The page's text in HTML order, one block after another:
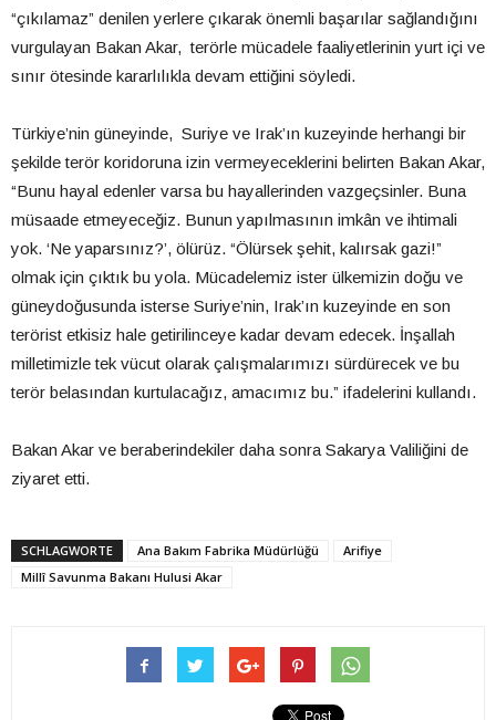
“çıkılamaz” denilen yerlere çıkarak önemli başarılar sağlandığını
vurgulayan Bakan Akar, terörle mücadele faaliyetlerinin yurt içi ve
sınır ötesinde kararlılıkla devam ettiğini söyledi.
Türkiye’nin güneyinde, Suriye ve Irak’ın kuzeyinde herhangi bir
şekilde terör koridoruna izin vermeyeceklerini belirten Bakan Akar,
“Bunu hayal edenler varsa bu hayallerinden vazgeçsinler. Buna
müsaade etmeyeceğiz. Bunun yapılmasının imkân ve ihtimali
yok. ‘Ne yaparsınız?’, ölürüz. “Ölürsek şehit, kalırsak gazi!”
olmak için çıktık bu yola. Mücadelemiz ister ülkemizin doğu ve
güneydoğusunda isterse Suriye’nin, Irak’ın kuzeyinde en son
terörist etkisiz hale getirilinceye kadar devam edecek. İnşallah
milletimizle tek vücut olarak çalışmalarımızı sürdürecek ve bu
terör belasından kurtulacağız, amacımız bu.” ifadelerini kullandı.
Bakan Akar ve beraberindekiler daha sonra Sakarya Valiliğini de
ziyaret etti.
SCHLAGWORTE Ana Bakım Fabrika Müdürlüğü
Arifiye
Millî Savunma Bakanı Hulusi Akar